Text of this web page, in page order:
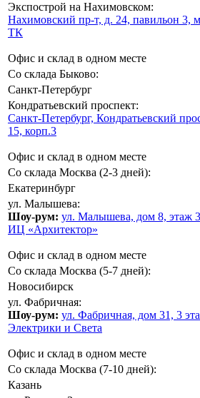
Экспострой на Нахимовском:
Нахимовский пр-т, д. 24, павильон 3,
ТК
Офис и склад в одном месте
Со склада Быково:
Санкт-Петербург
Кондратьевский проспект:
Санкт-Петербург, Кондратьевский
15, корп.3
Офис и склад в одном месте
Со склада Москва (2-3 дней):
Екатеринбург
ул. Малышева:
Шоу-рум: ул. Малышева, дом 8, этаж
ИЦ «Архитектор»
Офис и склад в одном месте
Со склада Москва (5-7 дней):
Новосибирск
ул. Фабричная:
Шоу-рум: ул. Фабричная, дом 31, 3
Электрики и Света
Офис и склад в одном месте
Со склада Москва (7-10 дней):
Казань